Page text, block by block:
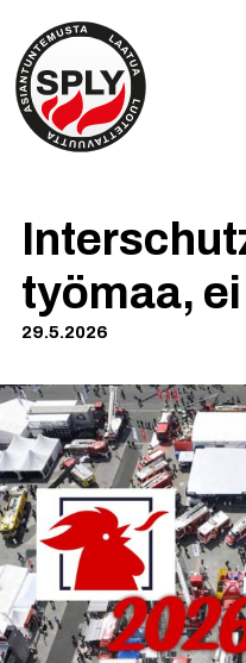
sisältöön
työmaa,
29.5.2026